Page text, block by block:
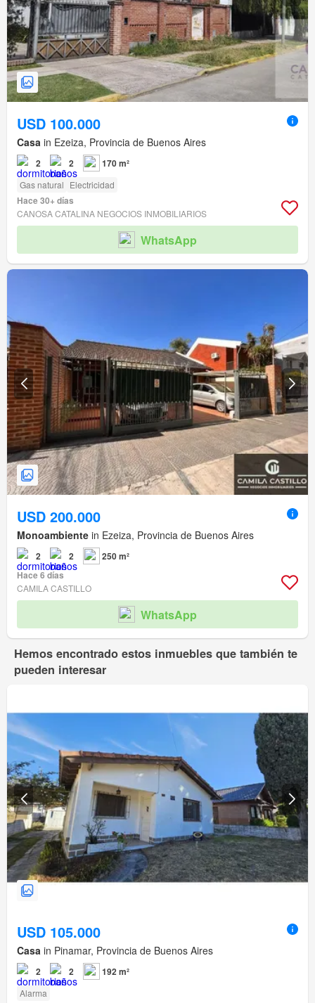
USD 100.000
Casa in Ezeiza, Provincia de Buenos Aires
2 2 170 m²
Gas natural Electricidad
Hace 30+ días
CANOSA CATALINA NEGOCIOS INMOBILIARIOS
WhatsApp
USD 200.000
Monoambiente in Ezeiza, Provincia de Buenos Aires
2 2
250 m²
Hace 6 días
CAMILA CASTILLO
WhatsApp
Hemos encontrado estos inmuebles que también te
pueden interesar
USD 105.000
Casa in Pinamar, Provincia de Buenos Aires
2 2 192 m²
Alarma